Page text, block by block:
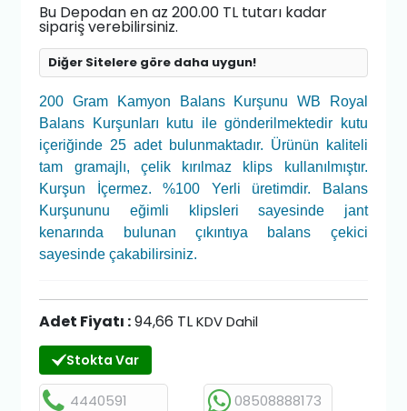
Bu Depodan en az 200.00 TL tutarı kadar
sipariş verebilirsiniz.
Diğer Sitelere göre daha uygun!
200 Gram Kamyon Balans Kurşunu WB Royal
Balans Kurşunları kutu ile gönderilmektedir kutu
içeriğinde 25 adet bulunmaktadır. Ürünün kaliteli
tam gramajlı, çelik kırılmaz klips kullanılmıştır.
Kurşun İçermez. %100 Yerli üretimdir. Balans
Kurşununu eğimli klipsleri sayesinde jant
kenarında bulunan çıkıntıya balans çekici
sayesinde çakabilirsiniz.
Adet Fiyatı :94,66 TLKDV Dahil
Stokta Var
4440591 08508888173